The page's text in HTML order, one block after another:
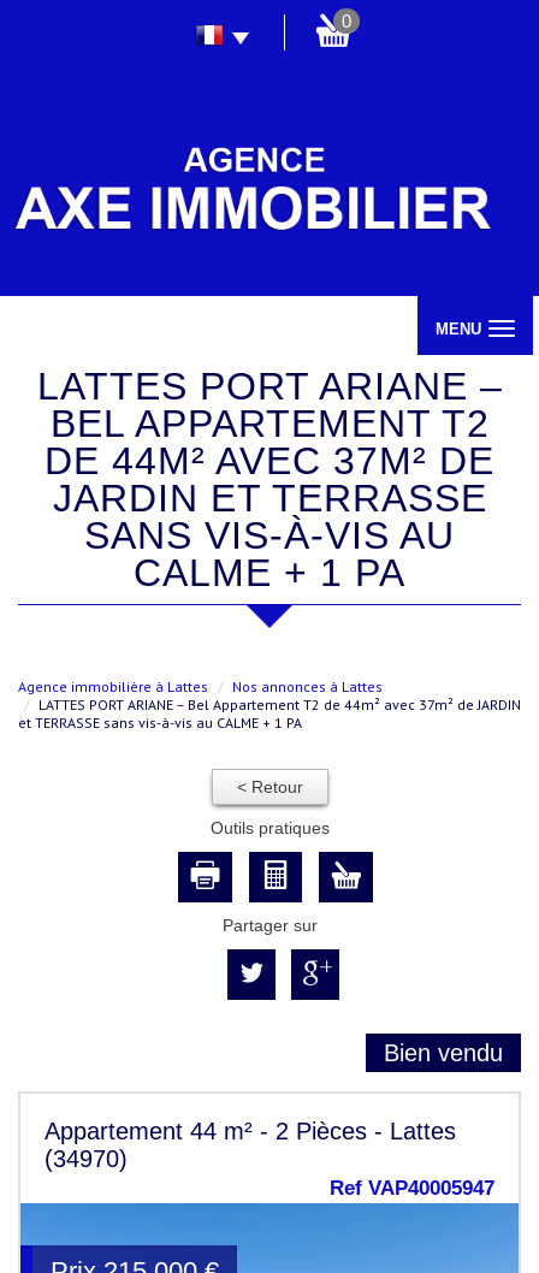
0
MENU
LATTES PORT ARIANE –
BEL APPARTEMENT T2
DE 44M² AVEC 37M² DE
JARDIN ET TERRASSE
SANS VIS-À-VIS AU
CALME + 1 PA
Agence immobilière à Lattes
Nos annonces à Lattes
LATTES PORT ARIANE – Bel Appartement T2 de 44m² avec 37m² de JARDIN
et TERRASSE sans vis-à-vis au CALME + 1 PA
< Retour
Outils pratiques
Partager sur
Bien vendu
Appartement 44 m² - 2 Pièces - Lattes
(34970)
Ref VAP40005947